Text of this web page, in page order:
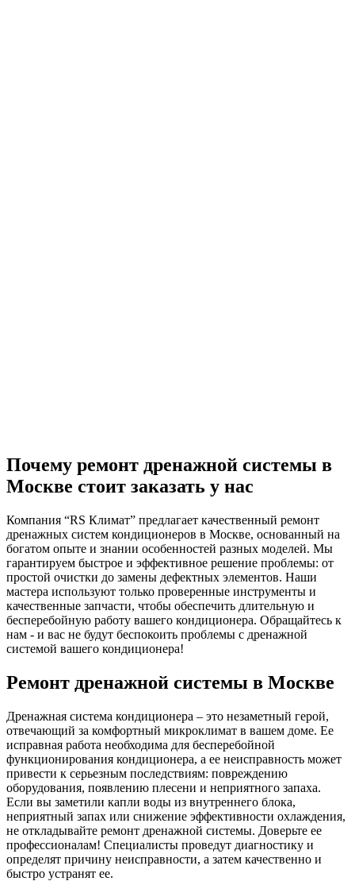
Почему ремонт дренажной системы в
Москве стоит заказать у нас
Компания “RS Климат” предлагает качественный ремонт
дренажных систем кондиционеров в Москве, основанный на
богатом опыте и знании особенностей разных моделей. Мы
гарантируем быстрое и эффективное решение проблемы: от
простой очистки до замены дефектных элементов. Наши
мастера используют только проверенные инструменты и
качественные запчасти, чтобы обеспечить длительную и
бесперебойную работу вашего кондиционера. Обращайтесь к
нам - и вас не будут беспокоить проблемы с дренажной
системой вашего кондиционера!
Ремонт дренажной системы в Москве
Дренажная система кондиционера – это незаметный герой,
отвечающий за комфортный микроклимат в вашем доме. Ее
исправная работа необходима для бесперебойной
функционирования кондиционера, а ее неисправность может
привести к серьезным последствиям: повреждению
оборудования, появлению плесени и неприятного запаха.
Если вы заметили капли воды из внутреннего блока,
неприятный запах или снижение эффективности охлаждения,
не откладывайте ремонт дренажной системы. Доверьте ее
профессионалам! Специалисты проведут диагностику и
определят причину неисправности, а затем качественно и
быстро устранят ее.